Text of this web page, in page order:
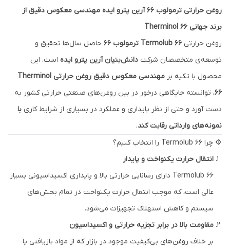
روغن حرارتی ترمولوب 66 آرین پترو ایده مهندسی معکوس دقیق از
برند جهانی Therminol 66
روغن حرارتی Termolub 66 ترمولوب 66
حاصل سال‌ها تحقیق و
توسعه‌ی متخصصان شرکت دانش‌بنیان آرین پترو ایده است. این
محصول با تکیه بر
مهندسی معکوس دقیق روغن حرارتی Therminol
66، توانسته جایگاهی درخور در بین روغن‌های صنعتی حرارتی کشور به
دست آورد و حتی از نظر پایداری و عملکرد در بسیاری از شرایط کاری با
نمونه‌های وارداتی رقابت کند.
⚙️ چرا Termolub 66 را انتخاب کنیم؟
انتقال حرارت یکنواخت و پایدار
Termolub 66 دارای رسانایی حرارتی بالا و پایداری اکسیداسیونی بسیار
عالی است، که موجب انتقال حرارت یکنواخت در تمام بخش‌های
سیستم و کاهش استهلاک تجهیزات می‌شود.
مقاومت بالا در برابر تجزیه حرارتی و اکسیداسیون
بر خلاف روغن‌های بی‌کیفیت موجود در بازار که از مواد بازیافتی یا